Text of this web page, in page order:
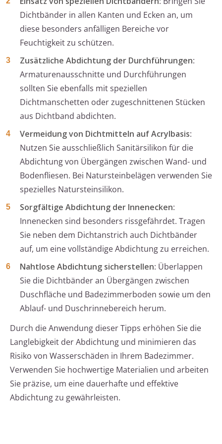
Dichtbänder in allen Kanten und Ecken an, um
diese besonders anfälligen Bereiche vor
Feuchtigkeit zu schützen.
Zusätzliche Abdichtung der Durchführungen:
Armaturenausschnitte und Durchführungen
sollten Sie ebenfalls mit speziellen
Dichtmanschetten oder zugeschnittenen Stücken
aus Dichtband abdichten.
Vermeidung von Dichtmitteln auf Acrylbasis:
Nutzen Sie ausschließlich Sanitärsilikon für die
Abdichtung von Übergängen zwischen Wand- und
Bodenfliesen. Bei Natursteinbelägen verwenden Sie
spezielles Natursteinsilikon.
Sorgfältige Abdichtung der Innenecken:
Innenecken sind besonders rissgefährdet. Tragen
Sie neben dem Dichtanstrich auch Dichtbänder
auf, um eine vollständige Abdichtung zu erreichen.
Nahtlose Abdichtung sicherstellen: Überlappen
Sie die Dichtbänder an Übergängen zwischen
Duschfläche und Badezimmerboden sowie um den
Ablauf- und Duschrinnebereich herum.
Durch die Anwendung dieser Tipps erhöhen Sie die
Langlebigkeit der Abdichtung und minimieren das
Risiko von Wasserschäden in Ihrem Badezimmer.
Verwenden Sie hochwertige Materialien und arbeiten
Sie präzise, um eine dauerhafte und effektive
Abdichtung zu gewährleisten.